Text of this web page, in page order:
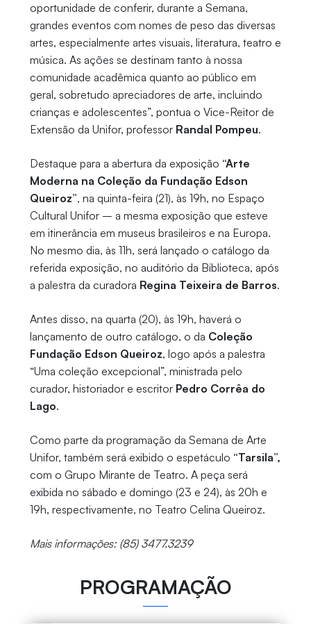
oportunidade de conferir, durante a Semana,
grandes eventos com nomes de peso das diversas
artes, especialmente artes visuais, literatura, teatro e
música. As ações se destinam tanto à nossa
comunidade acadêmica quanto ao público em
geral, sobretudo apreciadores de arte, incluindo
crianças e adolescentes”, pontua o Vice-Reitor de
Extensão da Unifor, professor Randal Pompeu.
Destaque para a abertura da exposição “Arte
Moderna na Coleção da Fundação Edson
Queiroz”, na quinta-feira (21), às 19h, no Espaço
Cultural Unifor – a mesma exposição que esteve
em itinerância em museus brasileiros e na Europa.
No mesmo dia, às 11h, será lançado o catálogo da
referida exposição, no auditório da Biblioteca, após
a palestra da curadora Regina Teixeira de Barros.
Antes disso, na quarta (20), às 19h, haverá o
lançamento de outro catálogo, o da Coleção
Fundação Edson Queiroz, logo após a palestra
“Uma coleção excepcional”, ministrada pelo
curador, historiador e escritorPedro Corrêa do
Lago.
Como parte da programação da Semana de Arte
Unifor, também será exibido o espetáculo “Tarsila”,
com o Grupo Mirante de Teatro. A peça será
exibida no sábado e domingo (23 e 24), às 20h e
19h, respectivamente, no Teatro Celina Queiroz.
Mais informações: (85) 3477.3239
PROGRAMAÇÃO